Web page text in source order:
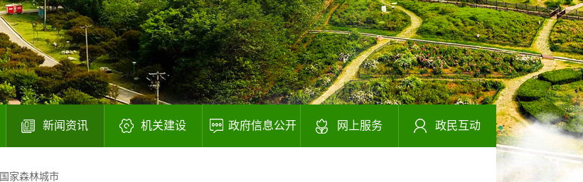
新闻资讯 机关建设 政府信息公开 网上服务 政民互动
家森林城市